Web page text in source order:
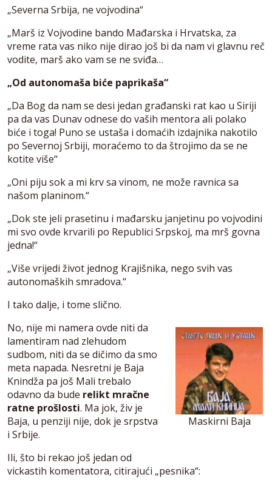
„Severna Srbija, ne vojvodina“
„Marš iz Vojvodine bando Mađarska i Hrvatska, za
vreme rata vas niko nije dirao još bi da nam vi glavnu reč
vodite, marš ako vam se ne sviđa…
„Od autonomaša biće paprikaša“
„Da Bog da nam se desi jedan građanski rat kao u Siriji
pa da vas Dunav odnese do vaših mentora ali polako
biće i toga! Puno se ustaša i domaćih izdajnika nakotilo
po Severnoj Srbiji, moraćemo to da štrojimo da se ne
kotite više“
„Oni piju sok a mi krv sa vinom, ne može ravnica sa
našom planinom.“
„Dok ste jeli prasetinu i mađarsku janjetinu po vojvodini
mi svo ovde krvarili po Republici Srpskoj, ma mrš govna
jedna!“
„Više vrijedi život jednog Krajišnika, nego svih vas
autonomaških smradova.“
I tako dalje, i tome slično.
Maskirni Baja
No, nije mi namera ovde niti da
lamentiram nad zlehudom
sudbom, niti da se dičimo da smo
meta napada. Nesretni je Baja
Knindža pa još Mali trebalo
odavno da bude relikt mračne
ratne prošlosti. Ma jok, živ je
Baja, u penziji nije, dok je srpstva
i Srbije.
Ili, što bi rekao još jedan od
vickastih komentatora, citirajući „pesnika“: